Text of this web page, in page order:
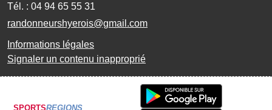
Tél. : 04 94 65 55 31
randonneurshyerois@gmail.com
Informations légales
Signaler un contenu inapproprié
SPORTSREGIONS